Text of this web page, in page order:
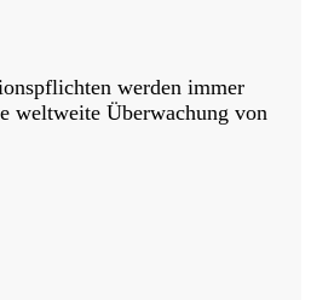
werden immer
weltweite Überwachung von